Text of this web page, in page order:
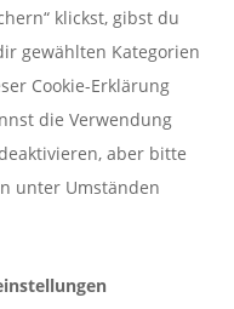
klickst, gibst du
gewählten Kategorien
Cookie-Erklärung
die Verwendung
aber bitte
unter Umständen